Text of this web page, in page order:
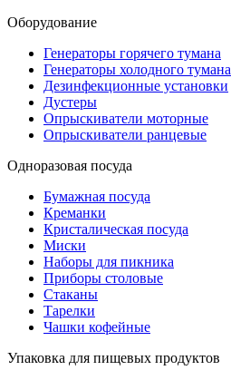
Оборудование
Генераторы горячего тумана
Генераторы холодного тумана
Дезинфекционные установки
Дустеры
Опрыскиватели моторные
Опрыскиватели ранцевые
Одноразовая посуда
Бумажная посуда
Креманки
Кристалическая посуда
Миски
Наборы для пикника
Приборы столовые
Стаканы
Тарелки
Чашки кофейные
Упаковка для пищевых продуктов